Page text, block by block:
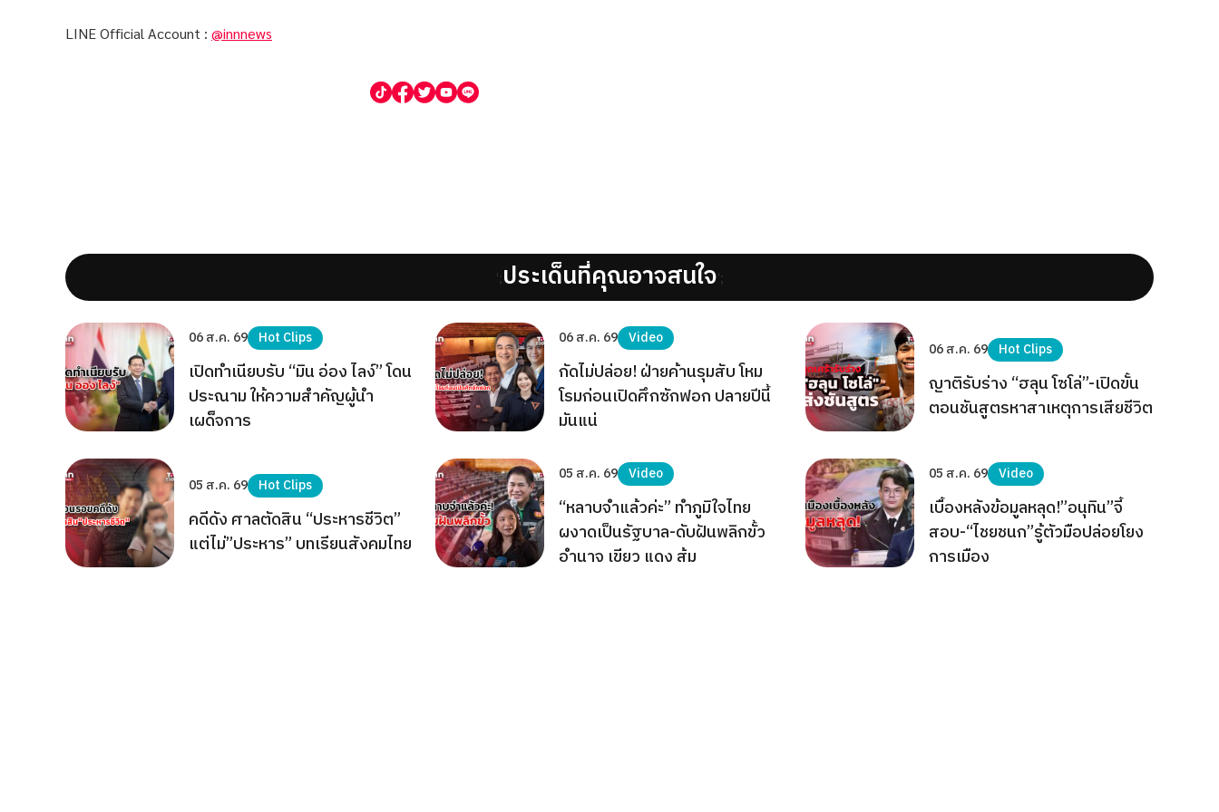
LINE Official Account : @innnews
';ประเด็นที่คุณอาจสนใจ';
06 ส.ค. 69 Hot Clips
เปิดทำเนียบรับ “มิน อ่อง ไลง์” โดน
ประณาม ให้ความสำคัญผู้นำ
เผด็จการ
06 ส.ค. 69 Video
กัดไม่ปล่อย! ฝ่ายค้านรุมสับ โหม
โรมก่อนเปิดศึกซักฟอก ปลายปีนี้
มันแน่
06 ส.ค. 69 Hot Clips
ญาติรับร่าง “ฮลุน โซโล่”-เปิดขั้น
ตอนชันสูตรหาสาเหตุการเสียชีวิต
05 ส.ค. 69 Hot Clips
คดีดัง ศาลตัดสิน “ประหารชีวิต”
แต่ไม่”ประหาร” บทเรียนสังคมไทย
05 ส.ค. 69 Video
“หลาบจำแล้วค่ะ” ทำภูมิใจไทย
ผงาดเป็นรัฐบาล-ดับฝันพลิกขั้ว
อำนาจ เขียว แดง ส้ม
05 ส.ค. 69 Video
เบื้องหลังข้อมูลหลุด!”อนุทิน”จี้
สอบ-“ไชยชนก”รู้ตัวมือปล่อยโยง
การเมือง